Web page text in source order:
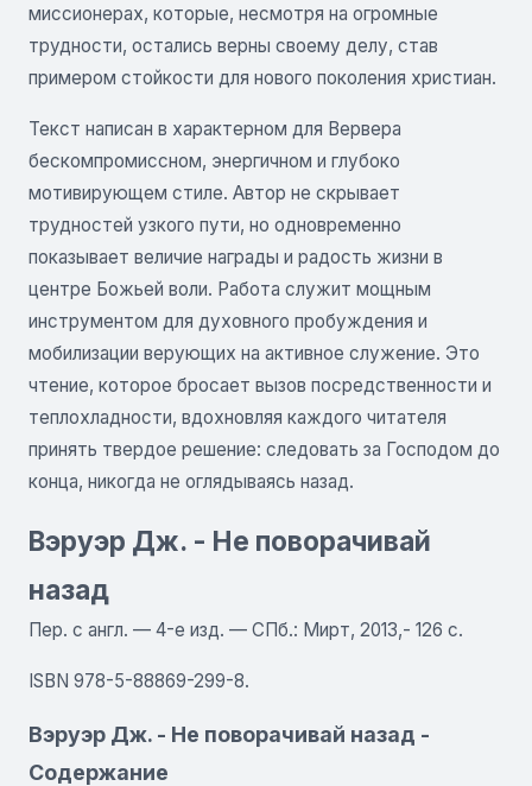
миссионерах, которые, несмотря на огромные
трудности, остались верны своему делу, став
примером стойкости для нового поколения христиан.
Текст написан в характерном для Вервера
бескомпромиссном, энергичном и глубоко
мотивирующем стиле. Автор не скрывает
трудностей узкого пути, но одновременно
показывает величие награды и радость жизни в
центре Божьей воли. Работа служит мощным
инструментом для духовного пробуждения и
мобилизации верующих на активное служение. Это
чтение, которое бросает вызов посредственности и
теплохладности, вдохновляя каждого читателя
принять твердое решение: следовать за Господом до
конца, никогда не оглядываясь назад.
Вэруэр Дж. - Не поворачивай
назад
Пер. с англ. — 4-е изд. — СПб.: Мирт, 2013,- 126 с.
ISBN 978-5-88869-299-8.
Вэруэр Дж. - Не поворачивай назад -
Содержание